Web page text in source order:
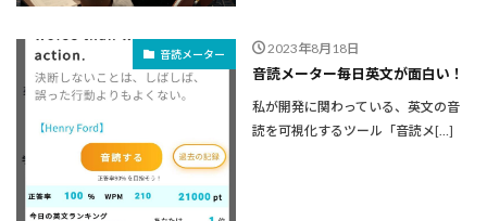
音読メーター 2023年8月18日
音読メーター毎日英文が面白い！
私が開発に関わっている、英文の音
読を可視化するツール「音読メ[…]